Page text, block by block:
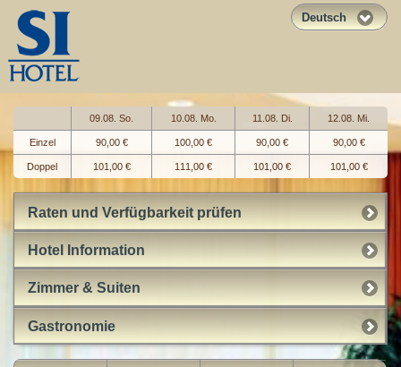
Deutsch
09.08. So. 10.08. Mo. 11.08. Di. 12.08. Mi.
Einzel 90,00 € 100,00 € 90,00 € 90,00 €
Doppel 101,00 € 111,00 € 101,00 € 101,00 €
Raten und Verfügbarkeit prüfen
Hotel Information
Zimmer & Suiten
Gastronomie